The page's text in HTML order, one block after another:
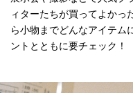
ィターたちが買ってよかっ
ら小物までどんなアイテム
ントとともに要チェック！